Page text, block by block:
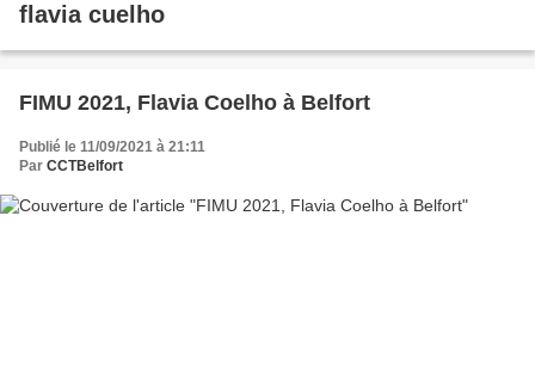
flavia cuelho
FIMU 2021, Flavia Coelho à Belfort
Publié le 11/09/2021 à 21:11
Par CCTBelfort